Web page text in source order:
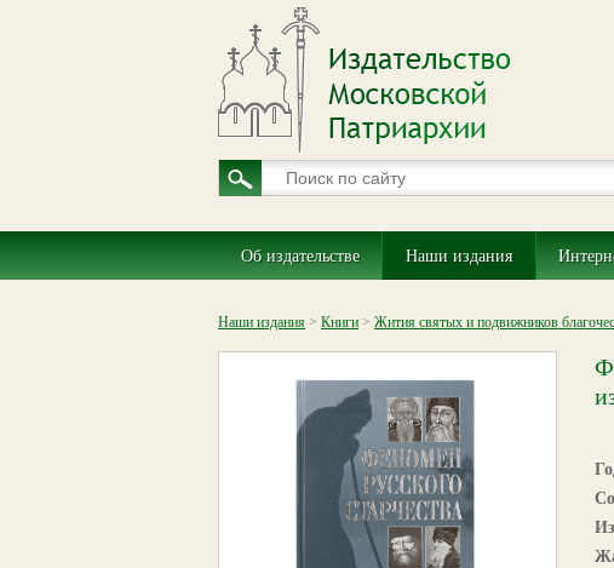
Об издательстве Наши издания
Наши издания > Книги > Жития святых и подвижников